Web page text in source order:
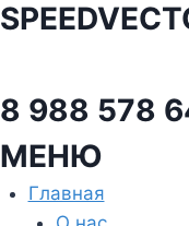
8 988 578
МЕНЮ
Главная